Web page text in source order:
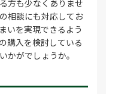
方も少なくありませ
相談にも対応してお
いを実現できるよう
購入を検討している
かがでしょうか。